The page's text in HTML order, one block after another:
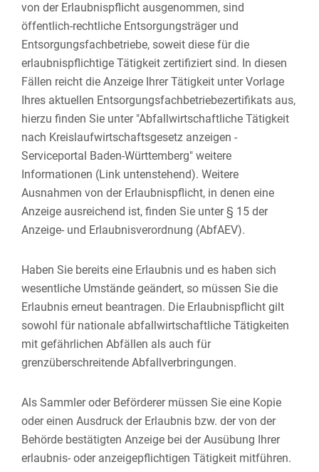
von der Erlaubnispflicht ausgenommen, sind
öffentlich-rechtliche Entsorgungsträger und
Entsorgungsfachbetriebe, soweit diese für die
erlaubnispflichtige Tätigkeit zertifiziert sind. In diesen
Fällen reicht die Anzeige Ihrer Tätigkeit unter Vorlage
Ihres aktuellen Entsorgungsfachbetriebezertifikats aus,
hierzu finden Sie unter "Abfallwirtschaftliche Tätigkeit
nach Kreislaufwirtschaftsgesetz anzeigen -
Serviceportal Baden-Württemberg" weitere
Informationen (Link untenstehend). Weitere
Ausnahmen von der Erlaubnispflicht, in denen eine
Anzeige ausreichend ist, finden Sie unter § 15 der
Anzeige- und Erlaubnisverordnung (AbfAEV).
Haben Sie bereits eine Erlaubnis und es haben sich
wesentliche Umstände geändert, so müssen Sie die
Erlaubnis erneut beantragen. Die Erlaubnispflicht gilt
sowohl für nationale abfallwirtschaftliche Tätigkeiten
mit gefährlichen Abfällen als auch für
grenzüberschreitende Abfallverbringungen.
Als Sammler oder Beförderer müssen Sie eine Kopie
oder einen Ausdruck der Erlaubnis bzw. der von der
Behörde bestätigten Anzeige bei der Ausübung Ihrer
erlaubnis- oder anzeigepflichtigen Tätigkeit mitführen.